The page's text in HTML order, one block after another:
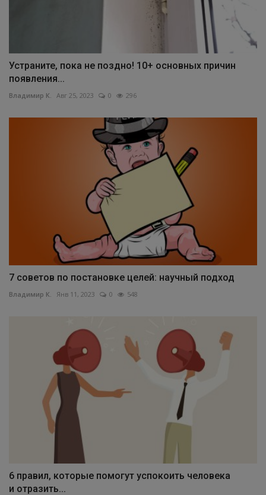
Устраните, пока не поздно! 10+ основных причин
появления...
Владимир К. Авг 25, 2023 0 296
7 советов по постановке целей: научный подход
Владимир К. Янв 11, 2023 0 548
6 правил, которые помогут успокоить человека
и отразить...